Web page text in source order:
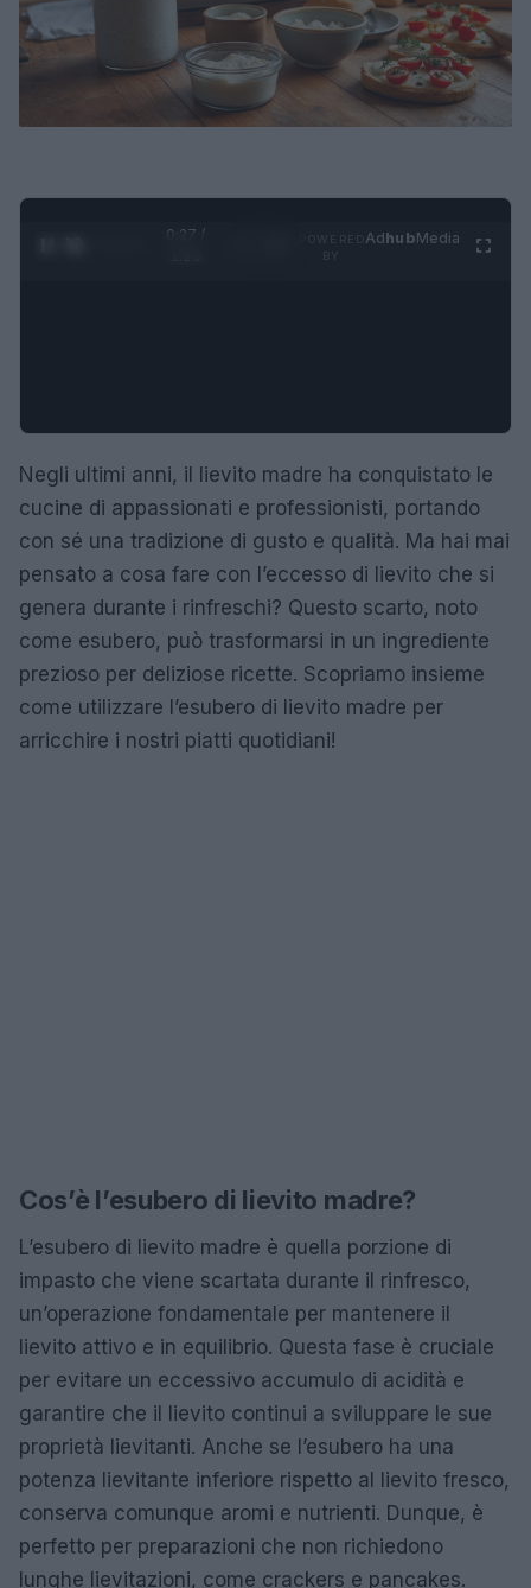
0:28 /
AdhubMedia
Negli ultimi anni, il lievito madre ha conquistato le
cucine di appassionati e professionisti, portando
con sé una tradizione di gusto e qualità. Ma hai mai
pensato a cosa fare con l’eccesso di lievito che si
genera durante i rinfreschi? Questo scarto, noto
come esubero, può trasformarsi in un ingrediente
prezioso per deliziose ricette. Scopriamo insieme
come utilizzare l’esubero di lievito madre per
arricchire i nostri piatti quotidiani!
Cos’è l’esubero di lievito madre?
L’esubero di lievito madre è quella porzione di
impasto che viene scartata durante il rinfresco,
un’operazione fondamentale per mantenere il
lievito attivo e in equilibrio. Questa fase è cruciale
per evitare un eccessivo accumulo di acidità e
garantire che il lievito continui a sviluppare le sue
proprietà lievitanti. Anche se l’esubero ha una
potenza lievitante inferiore rispetto al lievito fresco,
conserva comunque aromi e nutrienti. Dunque, è
perfetto per preparazioni che non richiedono
lunghe lievitazioni, come crackers e pancakes.